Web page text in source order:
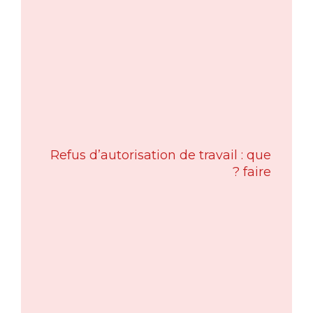
Refus d’autorisation de travail : que
faire ?